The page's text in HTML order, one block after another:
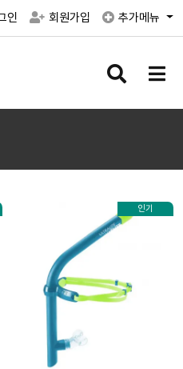
인 회원가입 추가메뉴
검
버
메
버
인기